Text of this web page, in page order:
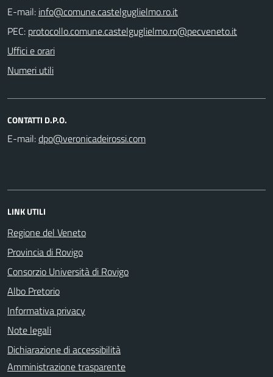
E-mail:
PEC:
Uffici e orari
Numeri utili
CONTATTI D.P.O.
E-mail:
LINK UTILI
Regione del Veneto
Provincia di Rovigo
Consorzio Università di Rovigo
Albo Pretorio
Informativa privacy
Note legali
Dichiarazione di accessibilità
Amministrazione trasparente